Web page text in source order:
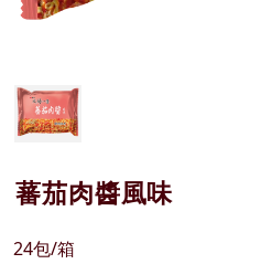
蕃茄肉醬風味
24包/箱